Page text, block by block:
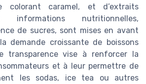
colorant caramel, et d’extraits
informations nutritionnelles,
de sucres, sont mises en avant
demande croissante de boissons
transparence vise à renforcer la
et à leur permettre de
les sodas, ice tea ou autres